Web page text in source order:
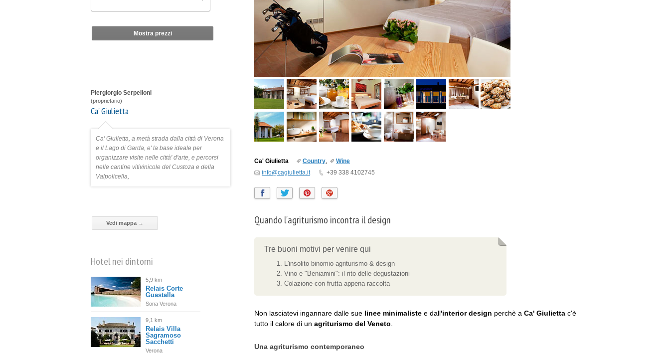
Ca' Giulietta Country,
Wine
info@cagiulietta.it
+39 338 4102745
Quando l'agriturismo incontra il design
Tre buoni motivi per venire qui
L'insolito binomio agriturismo & design
Vino e "Beniamini": il rito delle degustazioni
Colazione con frutta appena raccolta
Non lasciatevi ingannare dalle sue linee minimaliste e dall'interior design perchè a Ca' Giulietta c'è
tutto il calore di un agriturismo del Veneto
Una agriturismo contemporaneo
Mostra prezzi
Piergiorgio Serpelloni
(proprietario)
Ca' Giulietta
Ca' Giulietta, a metà strada dalla città di Verona
e il Lago di Garda, e' la base ideale per
organizzare visite nelle città' d'arte, e percorsi
nelle cantine vitivinicole del Custoza e della
Valpolicella,
Vedi mappa →
Hotel nei dintorni
5,9 km
Relais Corte
Guastalla
Sona Verona
9,1 km
Relais Villa
Sagramoso
Sacchetti
Verona